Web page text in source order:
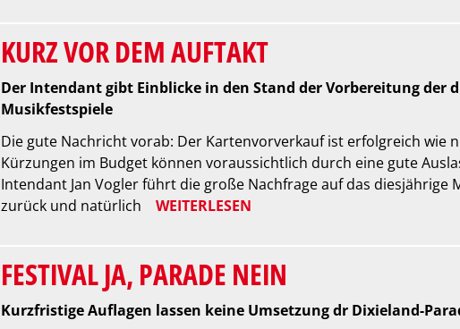
KURZ VOR DEM AUFTAKT
Der Intendant gibt Einblicke in den Stand der Vorbereitung der
Musikfestspiele
Die gute Nachricht vorab: Der Kartenvorverkauf ist erfolgreich wie
Kürzungen im Budget können voraussichtlich durch eine gute
Intendant Jan Vogler führt die große Nachfrage auf das diesjährige
zurück und natürlich
WEITERLESEN
FESTIVAL JA, PARADE NEIN
Kurzfristige Auflagen lassen keine Umsetzung dr Dixieland-